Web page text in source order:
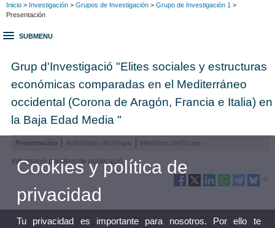
Inicio > Investigación > Grupos de Investigación > Grupo de Investigación 1 >
Presentación
SUBMENU
Grup d'Investigació "Elites sociales y estructuras
económicas comparadas en el Mediterráneo
occidental (Corona de Aragón, Francia e Italia) en
la Baja Edad Media "
Presentación Actividades del Grupo Miembros del Grupo
Informació pendent de publicació
Cookies y política de
privacidad
Tu privacidad es importante para nosotros. Por ello te